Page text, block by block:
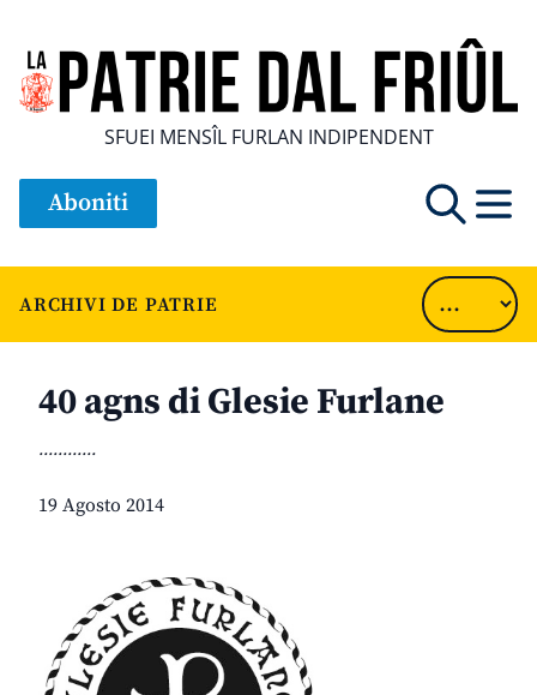
SFUEI MENSÎL FURLAN INDIPENDENT
Aboniti
ARCHIVI DE PATRIE
40 agns di Glesie Furlane
............
19 Agosto 2014